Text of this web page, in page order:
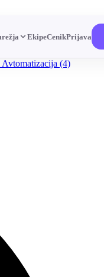
EkipeCenikPrijava
(4)